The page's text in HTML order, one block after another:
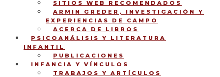
SITIOS WEB RECOMENDADOS
ARMIN GREDER, INVESTIGACIÓN Y
EXPERIENCIAS DE CAMPO
ACERCA DE LIBROS
PSICOANÁLISIS Y LITERATURA
INFANTIL
PUBLICACIONES
INFANCIA Y VÍNCULOS
TRABAJOS Y ARTÍCULOS